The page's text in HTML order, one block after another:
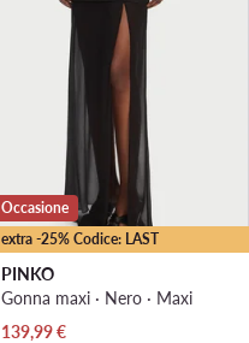
extra -25% Codice: LAST
Occasione
PINKO
Gonna maxi · Nero · Maxi
Prezzo attuale
139,99€